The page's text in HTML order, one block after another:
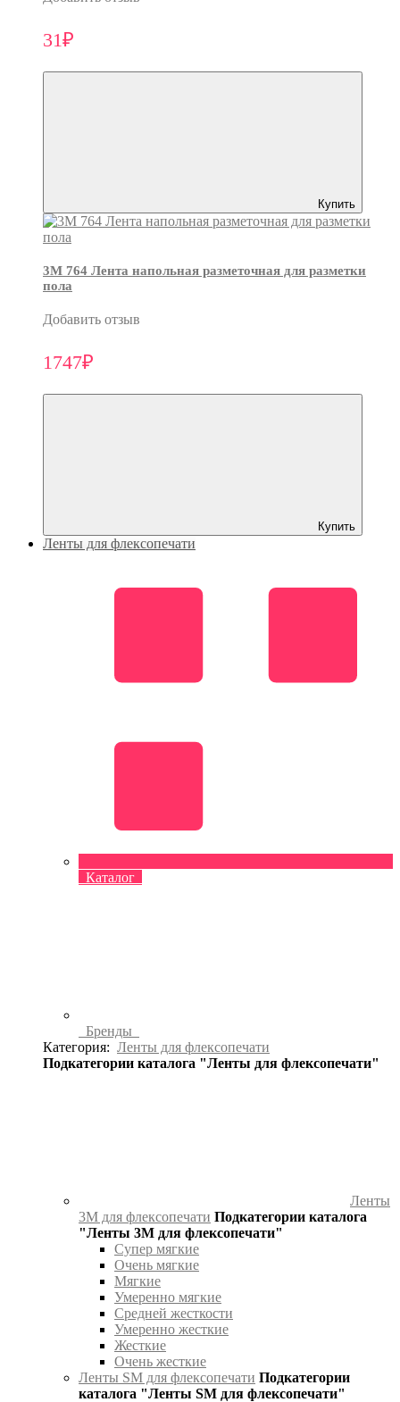
31₽
Купить
3M 764 Лента напольная разметочная для разметки
пола
Добавить отзыв
1747₽
Купить
Ленты для флексопечати
Каталог
Бренды
Категория: Ленты для флексопечати
Подкатегории каталога "Ленты для флексопечати"
Ленты
3М для флексопечати Подкатегории каталога
"Ленты 3М для флексопечати"
Супер мягкие
Очень мягкие
Мягкие
Умеренно мягкие
Средней жесткости
Умеренно жесткие
Жесткие
Очень жесткие
Ленты SM для флексопечати Подкатегории
каталога "Ленты SM для флексопечати"